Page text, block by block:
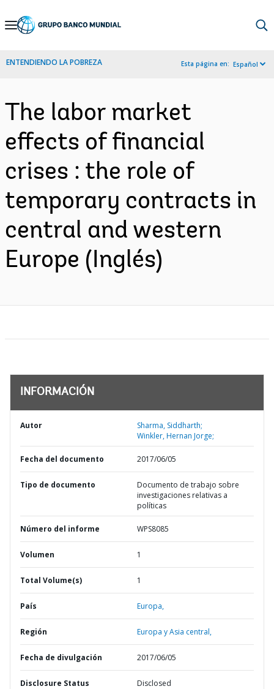
Skip
Navigation
ENTENDIENDO LA POBREZA Esta página en: Español
The labor market
effects of financial
crises : the role of
temporary contracts in
central and western
Europe (Inglés)
INFORMACIÓN
Autor
Sharma, Siddharth;
Winkler, Hernan Jorge;
Fecha del documento 2017/06/05
Tipo de documento
Documento de trabajo sobre
investigaciones relativas a
políticas
Número del informe WPS8085
Volumen 1
Total Volume(s) 1
País Europa,
Región Europa y Asia central,
Fecha de divulgación 2017/06/05
Disclosure Status Disclosed